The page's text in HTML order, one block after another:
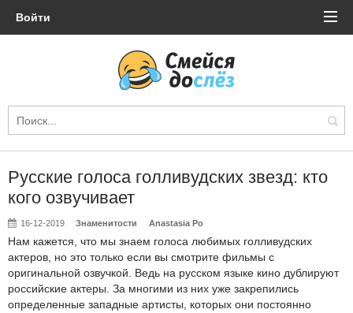
Войти
Русские голоса голливудских звезд: кто
кого озвучивает
16-12-2019 Знаменитости Anastasia Po
Нам кажется, что мы знаем голоса любимых голливудских
актеров, но это только если вы смотрите фильмы с
оригинальной озвучкой. Ведь на русском языке кино дублируют
российские актеры. За многими из них уже закрепились
определенные западные артисты, которых они постоянно